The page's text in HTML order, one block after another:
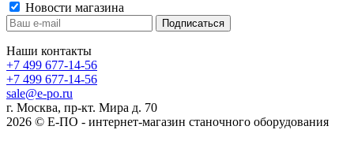
Новости магазина
Наши контакты
+7 499 677-14-56
+7 499 677-14-56
sale@e-po.ru
г. Москва, пр-кт. Мира д. 70
2026 © Е-ПО - интернет-магазин станочного оборудования